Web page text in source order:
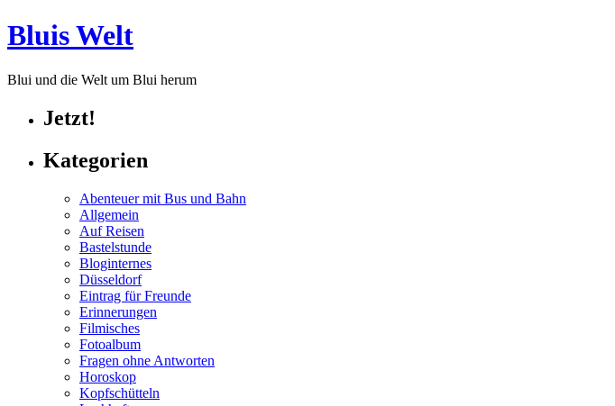
Bluis Welt
Blui und die Welt um Blui herum
Jetzt!
Kategorien
Abenteuer mit Bus und Bahn
Allgemein
Auf Reisen
Bastelstunde
Bloginternes
Düsseldorf
Eintrag für Freunde
Erinnerungen
Filmisches
Fotoalbum
Fragen ohne Antworten
Horoskop
Kopfschütteln